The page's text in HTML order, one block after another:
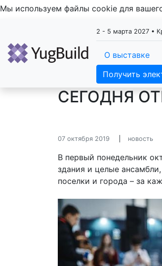
Мы используем файлы cookie для
2 - 5 марта 2027 •
О выставке
Получить
СЕГОДНЯ
07 октября 2019 новость
В первый понедельник
здания и целые
поселки и города – за